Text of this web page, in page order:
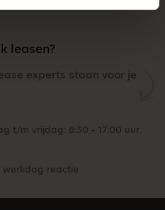
leasen?
experts staan voor je
t/m vrijdag: 8:30 - 17:00 uur.
werkdag reactie